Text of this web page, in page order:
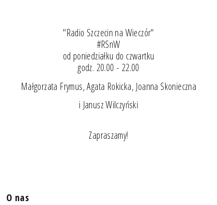
"Radio Szczecin na Wieczór"
#RSnW
od poniedziałku do czwartku
godz. 20.00 - 22.00
Małgorzata Frymus, Agata Rokicka, Joanna Skonieczna
i Janusz Wilczyński
Zapraszamy!
O nas